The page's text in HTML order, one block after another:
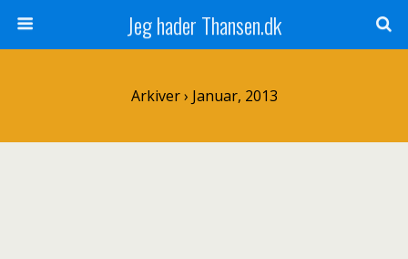
Jeg hader Thansen.dk
Arkiver › Januar, 2013